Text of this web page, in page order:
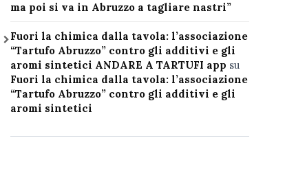
ma poi si va in Abruzzo a tagliare nastri”
Fuori la chimica dalla tavola: l’associazione
“Tartufo Abruzzo” contro gli additivi e gli
aromi sintetici ANDARE A TARTUFI app su
Fuori la chimica dalla tavola: l’associazione
“Tartufo Abruzzo” contro gli additivi e gli
aromi sintetici